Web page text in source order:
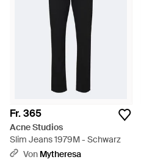
Fr. 365
Acne Studios
Slim Jeans 1979M - Schwarz
Von Mytheresa